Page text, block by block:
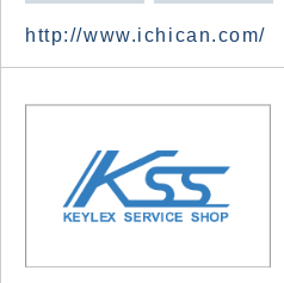
http://www.ichican.com/